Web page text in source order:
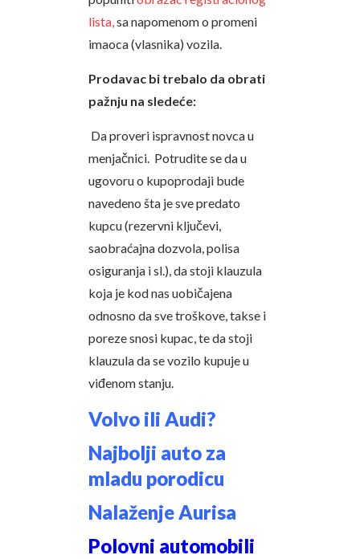
lista,sa napomenom o promeni
imaoca (vlasnika) vozila.
Prodavac bi trebalo da obrati
pažnju na sledeće:
Da proveri ispravnost novca u
menjačnici. Potrudite se da u
ugovoru o kupoprodaji bude
navedeno šta je sve predato
kupcu (rezervni ključevi,
saobraćajna dozvola, polisa
osiguranja i sl.), da stoji klauzula
koja je kod nas uobičajena
odnosno da sve troškove, takse i
poreze snosi kupac, te da stoji
klauzula da se vozilo kupuje u
viđenom stanju.
Volvo ili Audi?
Najbolji auto za
mladu porodicu
Nalaženje Aurisa
Polovni automobili